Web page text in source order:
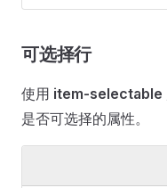
可选择行
使用 item-selectable
是否可选择的属性。